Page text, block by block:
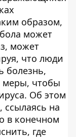
образом,
может
может
что люди
болезнь,
меры, чтобы
Об этом
, ссылаясь на
в конечном
где